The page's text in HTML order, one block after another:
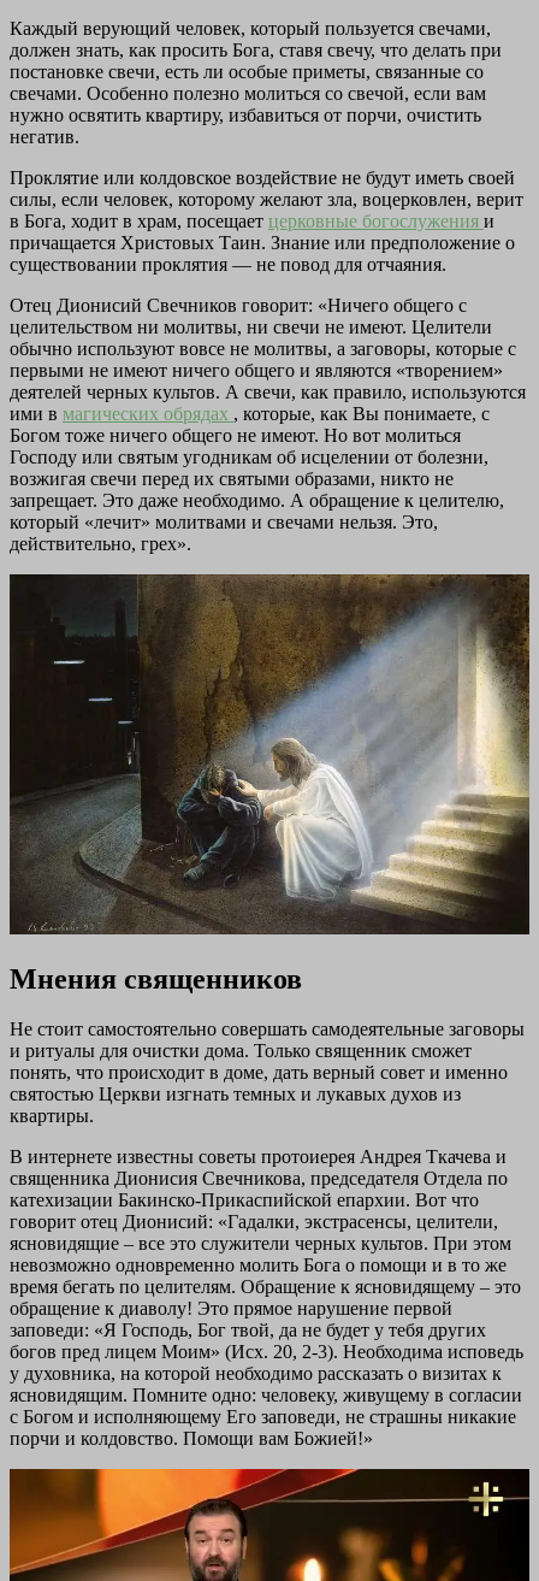
Каждый верующий человек, который пользуется свечами,
должен знать, как просить Бога, ставя свечу, что делать при
постановке свечи, есть ли особые приметы, связанные со
свечами. Особенно полезно молиться со свечой, если вам
нужно освятить квартиру, избавиться от порчи, очистить
негатив.
Проклятие или колдовское воздействие не будут иметь своей
силы, если человек, которому желают зла, воцерковлен, верит
в Бога, ходит в храм, посещает церковные богослужения и
причащается Христовых Таин. Знание или предположение о
существовании проклятия — не повод для отчаяния.
Отец Дионисий Свечников говорит: «Ничего общего с
целительством ни молитвы, ни свечи не имеют. Целители
обычно используют вовсе не молитвы, а заговоры, которые с
первыми не имеют ничего общего и являются «творением»
деятелей черных культов. А свечи, как правило, используются
ими в магических обрядах , которые, как Вы понимаете, с
Богом тоже ничего общего не имеют. Но вот молиться
Господу или святым угодникам об исцелении от болезни,
возжигая свечи перед их святыми образами, никто не
запрещает. Это даже необходимо. А обращение к целителю,
который «лечит» молитвами и свечами нельзя. Это,
действительно, грех».
Мнения священников
Не стоит самостоятельно совершать самодеятельные заговоры
и ритуалы для очистки дома. Только священник сможет
понять, что происходит в доме, дать верный совет и именно
святостью Церкви изгнать темных и лукавых духов из
квартиры.
В интернете известны советы протоиерея Андрея Ткачева и
священника Дионисия Свечникова, председателя Отдела по
катехизации Бакинско-Прикаспийской епархии. Вот что
говорит отец Дионисий: «Гадалки, экстрасенсы, целители,
ясновидящие – все это служители черных культов. При этом
невозможно одновременно молить Бога о помощи и в то же
время бегать по целителям. Обращение к ясновидящему – это
обращение к диаволу! Это прямое нарушение первой
заповеди: «Я Господь, Бог твой, да не будет у тебя других
богов пред лицем Моим» (Исх. 20, 2-3). Необходима исповедь
у духовника, на которой необходимо рассказать о визитах к
ясновидящим. Помните одно: человеку, живущему в согласии
с Богом и исполняющему Его заповеди, не страшны никакие
порчи и колдовство. Помощи вам Божией!»